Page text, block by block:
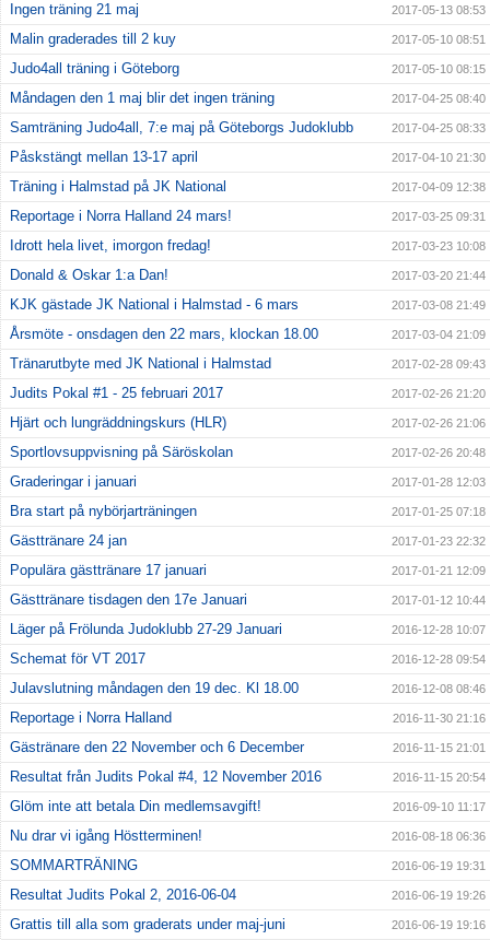
Ingen träning 21 maj 2017-05-13 08:53
Malin graderades till 2 kuy 2017-05-10 08:51
Judo4all träning i Göteborg 2017-05-10 08:15
Måndagen den 1 maj blir det ingen träning 2017-04-25 08:40
Samträning Judo4all, 7:e maj på Göteborgs Judoklubb 2017-04-25 08:33
Påskstängt mellan 13-17 april 2017-04-10 21:30
Träning i Halmstad på JK National 2017-04-09 12:38
Reportage i Norra Halland 24 mars! 2017-03-25 09:31
Idrott hela livet, imorgon fredag! 2017-03-23 10:08
Donald & Oskar 1:a Dan! 2017-03-20 21:44
KJK gästade JK National i Halmstad - 6 mars 2017-03-08 21:49
Årsmöte - onsdagen den 22 mars, klockan 18.00 2017-03-04 21:09
Tränarutbyte med JK National i Halmstad 2017-02-28 09:43
Judits Pokal #1 - 25 februari 2017 2017-02-26 21:20
Hjärt och lungräddningskurs (HLR) 2017-02-26 21:06
Sportlovsuppvisning på Säröskolan 2017-02-26 20:48
Graderingar i januari 2017-01-28 12:03
Bra start på nybörjarträningen 2017-01-25 07:18
Gästtränare 24 jan 2017-01-23 22:32
Populära gästtränare 17 januari 2017-01-21 12:09
Gästtränare tisdagen den 17e Januari 2017-01-12 10:44
Läger på Frölunda Judoklubb 27-29 Januari 2016-12-28 10:07
Schemat för VT 2017 2016-12-28 09:54
Julavslutning måndagen den 19 dec. Kl 18.00 2016-12-08 08:46
Reportage i Norra Halland 2016-11-30 21:16
Gästränare den 22 November och 6 December 2016-11-15 21:01
Resultat från Judits Pokal #4, 12 November 2016 2016-11-15 20:54
Glöm inte att betala Din medlemsavgift! 2016-09-10 11:17
Nu drar vi igång Höstterminen! 2016-08-18 06:36
SOMMARTRÄNING 2016-06-19 19:31
Resultat Judits Pokal 2, 2016-06-04 2016-06-19 19:26
Grattis till alla som graderats under maj-juni 2016-06-19 19:16